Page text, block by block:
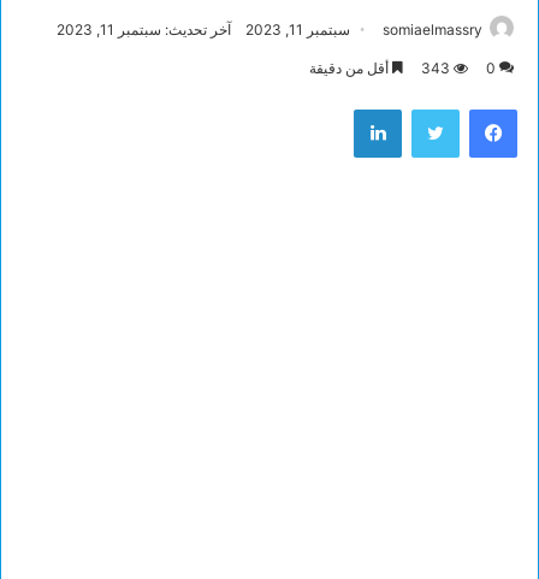
somiaelmassry سبتمبر 11, 2023 آخر تحديث: سبتمبر 11, 2023
0
343 أقل من دقيقة
فيسبوك تويتر لينكدإن